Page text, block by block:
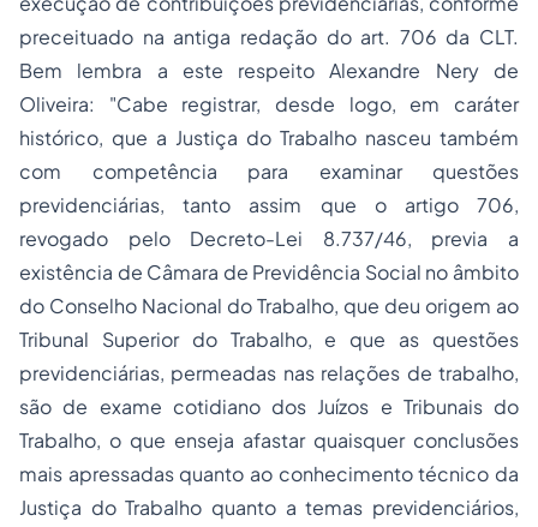
preceituado na antiga redação do art. 706 da CLT.
Bem lembra a este respeito Alexandre Nery de
Oliveira: "Cabe registrar, desde logo, em caráter
histórico, que a Justiça do Trabalho nasceu também
com competência para examinar questões
previdenciárias, tanto assim que o artigo 706,
revogado pelo Decreto-Lei 8.737/46, previa a
existência de Câmara de Previdência Social no âmbito
do Conselho Nacional do Trabalho, que deu origem ao
Tribunal Superior do Trabalho, e que as questões
previdenciárias, permeadas nas relações de trabalho,
são de exame cotidiano dos Juízos e Tribunais do
Trabalho, o que enseja afastar quaisquer conclusões
mais apressadas quanto ao conhecimento técnico da
Justiça do Trabalho quanto a temas previdenciários,